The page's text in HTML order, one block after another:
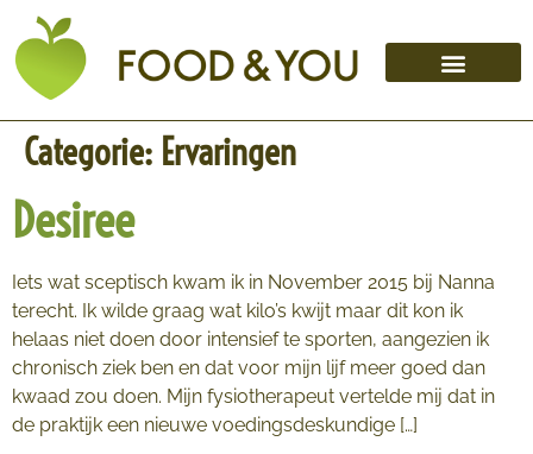
Categorie: Ervaringen
Desiree
Iets wat sceptisch kwam ik in November 2015 bij Nanna
terecht. Ik wilde graag wat kilo’s kwijt maar dit kon ik
helaas niet doen door intensief te sporten, aangezien ik
chronisch ziek ben en dat voor mijn lijf meer goed dan
kwaad zou doen. Mijn fysiotherapeut vertelde mij dat in
de praktijk een nieuwe voedingsdeskundige […]